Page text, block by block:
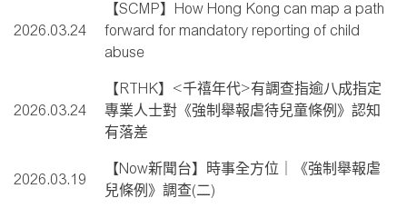
2026.03.24
【SCMP】How Hong Kong can map a path
forward for mandatory reporting of child
abuse
2026.03.24
【RTHK】<千禧年代>有調查指逾八成指定
專業人士對《強制舉報虐待兒童條例》認知
有落差
2026.03.19
【Now新聞台】時事全方位｜《強制舉報虐
兒條例》調查(二)